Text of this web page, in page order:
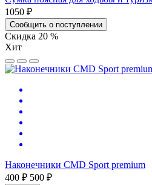
1050 ₽
Сообщить о поступлении
Скидка 20 %
Хит
Наконечники CMD Sport premium
400 ₽ 500 ₽